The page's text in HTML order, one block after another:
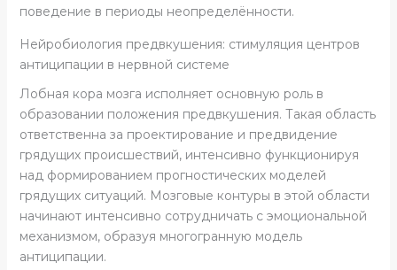
поведение в периоды неопределённости.
Нейробиология предвкушения: стимуляция центров
антиципации в нервной системе
Лобная кора мозга исполняет основную роль в
образовании положения предвкушения. Такая область
ответственна за проектирование и предвидение
грядущих происшествий, интенсивно функционируя
над формированием прогностических моделей
грядущих ситуаций. Мозговые контуры в этой области
начинают интенсивно сотрудничать с эмоциональной
механизмом, образуя многогранную модель
антиципации.